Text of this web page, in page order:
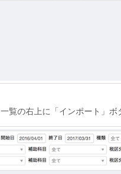
覧の右上に「インポート」